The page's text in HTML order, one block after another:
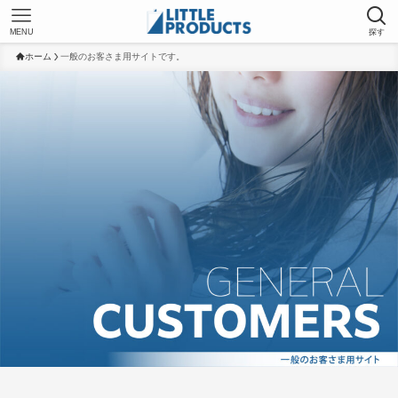
探す
MENU
ホーム 一般のお客さま用サイトです。